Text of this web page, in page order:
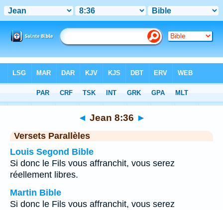
Chapitre 8> Verset 36
◄ Jean 8:36 ►
Versets Parallèles
Louis Segond Bible
Si donc le Fils vous affranchit, vous serez
réellement libres.
Martin Bible
Si donc le Fils vous affranchit, vous serez